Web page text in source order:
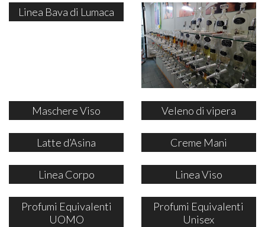
Linea Bava di Lumaca
Maschere Viso Veleno di vipera
Latte d’Asina Creme Mani
Linea Corpo Linea Viso
Profumi Equivalenti
UOMO
Profumi Equivalenti
Unisex